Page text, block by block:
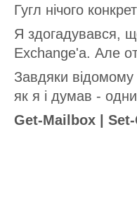
Гугл нічого
Я здогадувався,
Exchange'а. Але
Завдяки відомому
як я і думав -
Get-Mailbox |